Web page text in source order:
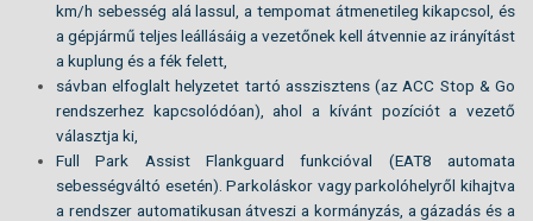
km/h sebesség alá lassul, a tempomat átmenetileg kikapcsol, és
a gépjármű teljes leállásáig a vezetőnek kell átvennie az irányítást
a kuplung és a fék felett,
sávban elfoglalt helyzetet tartó asszisztens (az ACC Stop & Go
rendszerhez kapcsolódóan), ahol a kívánt pozíciót a vezető
választja ki,
Full Park Assist Flankguard funkcióval (EAT8 automata
sebességváltó esetén). Parkoláskor vagy parkolóhelyről kihajtva
a rendszer automatikusan átveszi a kormányzás, a gázadás és a